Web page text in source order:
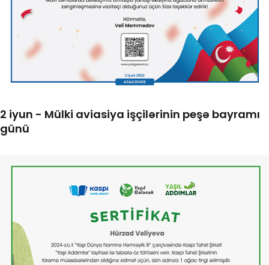
2 iyun - Mülki aviasiya işçilərinin peşə bayramı
günü